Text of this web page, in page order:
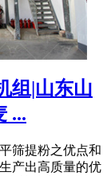
组|山东山
...
筛提粉之优点和
产出高质量的优